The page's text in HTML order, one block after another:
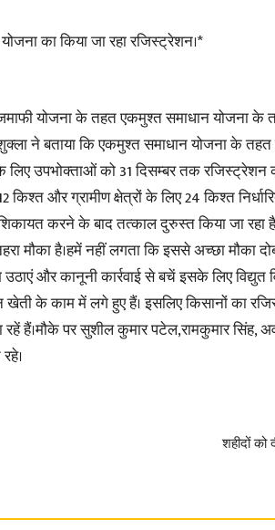
का किया जा रहा रजिस्ट्रेशन।*
योजना के तहत एकमुश्त समाधान योजना के
ने बताया कि एकमुश्त समाधान योजना के
उपभोक्ताओं को 31 दिसम्बर तक रजिस्ट्रेशन
और ग्रामीण क्षेत्रों के लिए 24 किश्त
शिकायत करने के बाद तत्काल दुरुस्त किया जा रहा
मौका है।हमें नहीं लगता कि इससे अच्छा मौका
और कानूनी कार्रवाई से बचें इसके लिए विद्युत
खेती के काम में लगे हुए हैं। इसलिए किसानों का
हैं।मौके पर सुशील कुमार पटेल,रामकुमार सिंह,
शहीदों को